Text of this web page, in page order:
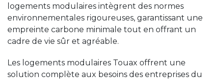
logements modulaires intègrent des normes
environnementales rigoureuses, garantissant une
empreinte carbone minimale tout en offrant un
cadre de vie sûr et agréable.
Les logements modulaires Touax offrent une
solution complète aux besoins des entreprises du